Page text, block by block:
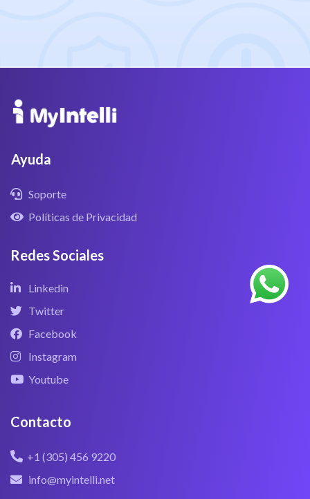
Ayuda
Soporte
Políticas de Privacidad
Redes Sociales
Linkedin
Twitter
Facebook
Instagram
Youtube
Contacto
+1 (305) 456 9220
info@myintelli.net